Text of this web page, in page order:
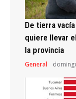
De tierra
quiere llevar
la provincia
General